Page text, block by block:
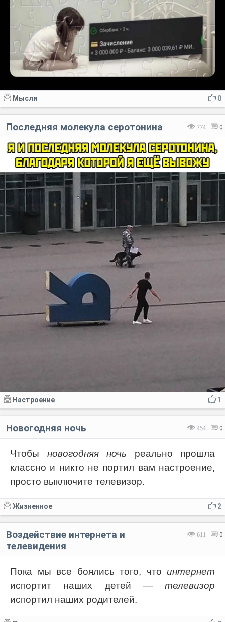
0
Мысли
774 0
Последняя молекула серотонина
1
Настроение
454 0
Новогодняя ночь
Чтобы новогодняя ночь реально прошла
классно и никто не портил вам настроение,
просто выключите телевизор.
2
Жизненное
611 0
Воздействие интернета и
телевидения
Пока мы все боялись того, что интернет
испортит наших детей — телевизор
испортил наших родителей.